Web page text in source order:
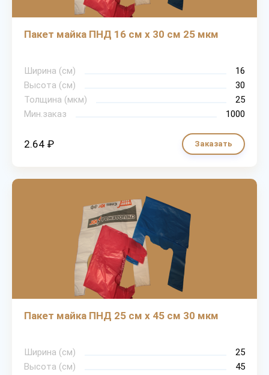
Пакет майка ПНД 16 см х 30 см 25 мкм
Ширина (см)
16
Высота (см)
30
Толщина (мкм)
25
Мин.заказ
1000
2.64 ₽ Заказать
Пакет майка ПНД 25 см х 45 см 30 мкм
Ширина (см)
25
Высота (см)
45